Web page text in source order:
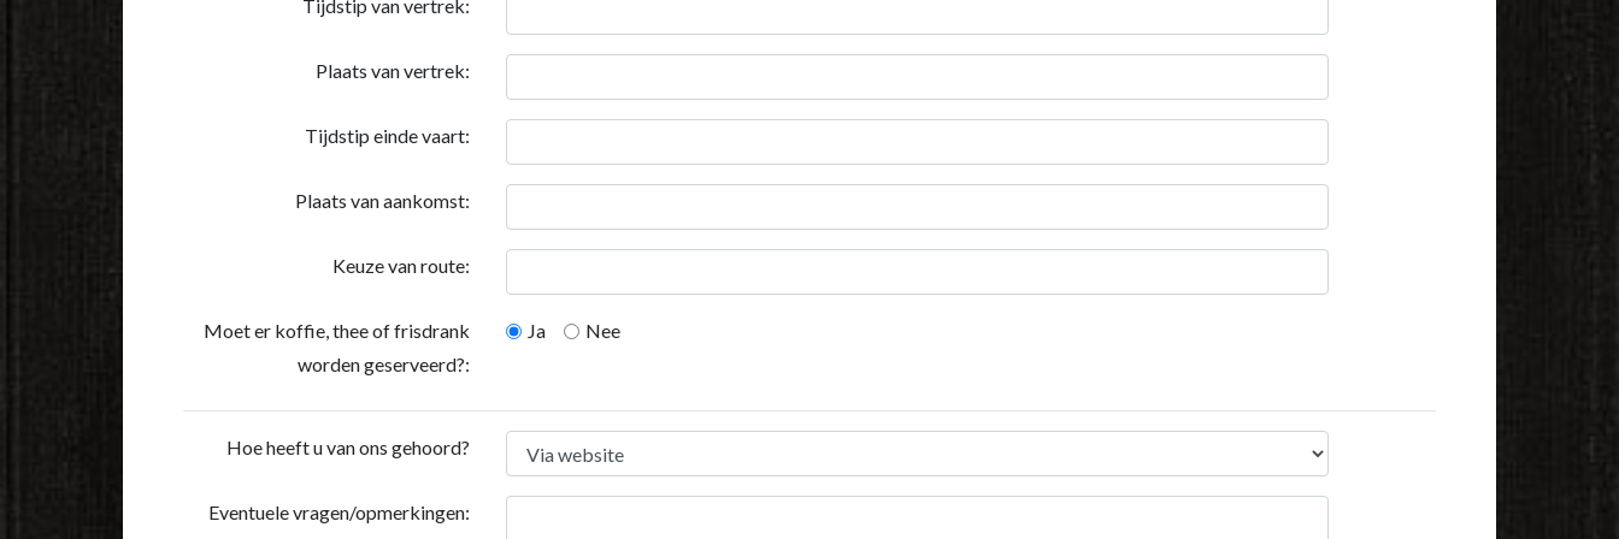
Tijdstip van vertrek:
Plaats van vertrek:
Tijdstip einde vaart:
Plaats van aankomst:
Keuze van route:
Moet er koffie, thee of frisdrank
worden geserveerd?:
Ja Nee
Hoe heeft u van ons gehoord?
Eventuele vragen/opmerkingen: